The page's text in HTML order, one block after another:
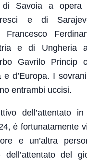
Savoia a opera
e di
Francesco
e di Ungheria
Gavrilo Princip
e d’Europa. I
entrambi uccisi.
dell’attentato in
è fortunatamente
e un’altra
dell’attentato del